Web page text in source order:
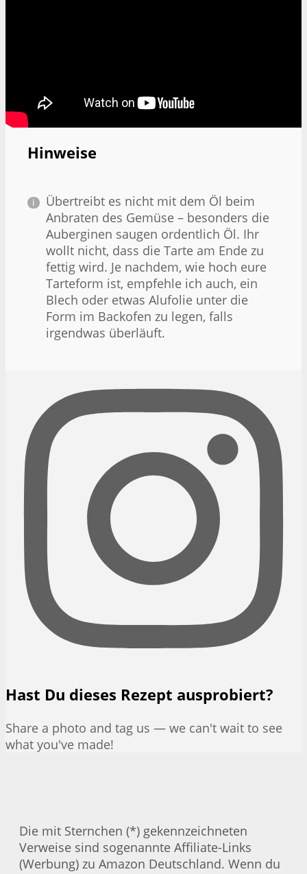
Hinweise
Übertreibt es nicht mit dem Öl beim
Anbraten des Gemüse – besonders die
Auberginen saugen ordentlich Öl. Ihr
wollt nicht, dass die Tarte am Ende zu
fettig wird. Je nachdem, wie hoch eure
Tarteform ist, empfehle ich auch, ein
Blech oder etwas Alufolie unter die
Form im Backofen zu legen, falls
irgendwas überläuft.
Hast Du dieses Rezept ausprobiert?
Share a photo and tag us — we can't wait to see
what you've made!
Die mit Sternchen (*) gekennzeichneten
Verweise sind sogenannte Affiliate-Links
(Werbung) zu Amazon Deutschland. Wenn du